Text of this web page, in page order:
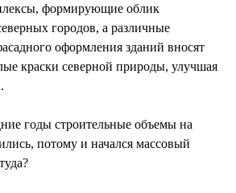
формирующие облик
городов, а различные
оформления зданий вносят
краски северной природы, улучшая
годы строительные объемы на
потому и начался массовый